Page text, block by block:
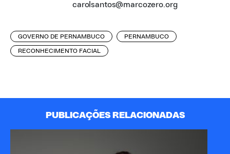
carolsantos@marcozero.org
GOVERNO DE PERNAMBUCO PERNAMBUCO
RECONHECIMENTO FACIAL
PUBLICAÇÕES RELACIONADAS